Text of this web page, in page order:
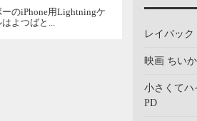
ーのiPhone用Lightningケ
よつばと...
レイバッ
映画 ちい
小さくてハ
PD